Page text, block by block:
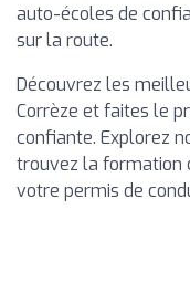
auto-écoles de
sur la route.
Découvrez les
Corrèze et faites le
confiante. Explorez
trouvez la formation
votre permis de